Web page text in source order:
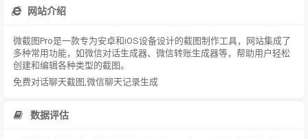
网站介绍
微截图Pro是一款专为安卓和iOS设备设计的截图制作工具，网站集成了
多种常用功能，如微信对话生成器、微信转账生成器等，帮助用户轻松
创建和编辑各种类型的截图。
免费对话聊天截图,微信聊天记录生成
数据评估